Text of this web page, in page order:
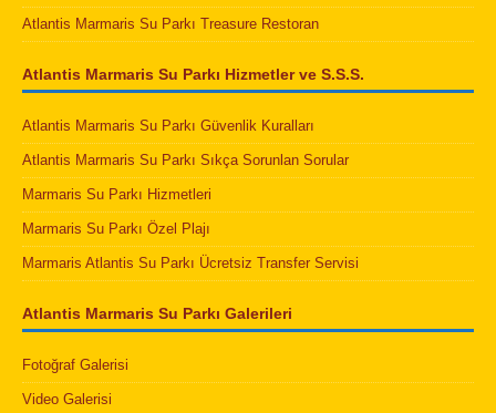
Atlantis Marmaris Su Parkı Treasure Restoran
Atlantis Marmaris Su Parkı Hizmetler ve S.S.S.
Atlantis Marmaris Su Parkı Güvenlik Kuralları
Atlantis Marmaris Su Parkı Sıkça Sorunlan Sorular
Marmaris Su Parkı Hizmetleri
Marmaris Su Parkı Özel Plajı
Marmaris Atlantis Su Parkı Ücretsiz Transfer Servisi
Atlantis Marmaris Su Parkı Galerileri
Fotoğraf Galerisi
Video Galerisi